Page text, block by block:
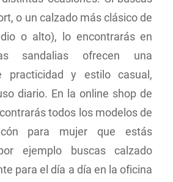
o un calzado más clásico de
o alto), lo encontrarás en
sandalias ofrecen una
practicidad y estilo casual,
diario. En la online shop de
todos los modelos de
para mujer que estás
ejemplo buscas calzado
para el día a día en la oficina